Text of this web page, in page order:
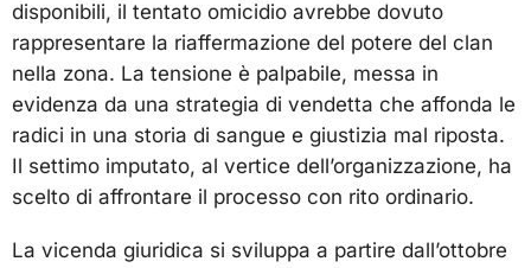
disponibili, il tentato omicidio avrebbe dovuto
rappresentare la riaffermazione del potere del clan
nella zona. La tensione è palpabile, messa in
evidenza da una strategia di vendetta che affonda le
radici in una storia di sangue e giustizia mal riposta.
Il settimo imputato, al vertice dell’organizzazione, ha
scelto di affrontare il processo con rito ordinario.
La vicenda giuridica si sviluppa a partire dall’ottobre